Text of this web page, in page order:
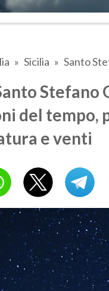
Sicilia Santo
Stefano
del tempo,
e venti